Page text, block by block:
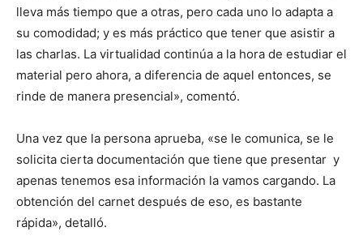
lleva más tiempo que a otras, pero cada uno lo adapta a
su comodidad; y es más práctico que tener que asistir a
las charlas. La virtualidad continúa a la hora de estudiar el
material pero ahora, a diferencia de aquel entonces, se
rinde de manera presencial», comentó.
Una vez que la persona aprueba, «se le comunica, se le
solicita cierta documentación que tiene que presentar y
apenas tenemos esa información la vamos cargando. La
obtención del carnet después de eso, es bastante
rápida», detalló.